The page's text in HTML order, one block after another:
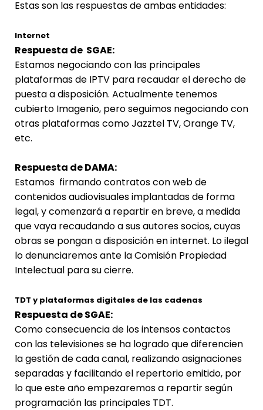
Estas son las respuestas de ambas entidades:
Internet
Respuesta de SGAE:
Estamos negociando con las principales
plataformas de IPTV para recaudar el derecho de
puesta a disposición. Actualmente tenemos
cubierto Imagenio, pero seguimos negociando con
otras plataformas como Jazztel TV, Orange TV,
etc.
Respuesta de DAMA:
Estamos firmando contratos con web de
contenidos audiovisuales implantadas de forma
legal, y comenzará a repartir en breve, a medida
que vaya recaudando a sus autores socios, cuyas
obras se pongan a disposición en internet. Lo ilegal
lo denunciaremos ante la Comisión Propiedad
Intelectual para su cierre.
TDT y plataformas digitales de las cadenas
Respuesta de SGAE:
Como consecuencia de los intensos contactos
con las televisiones se ha logrado que diferencien
la gestión de cada canal, realizando asignaciones
separadas y facilitando el repertorio emitido, por
lo que este año empezaremos a repartir según
programación las principales TDT.